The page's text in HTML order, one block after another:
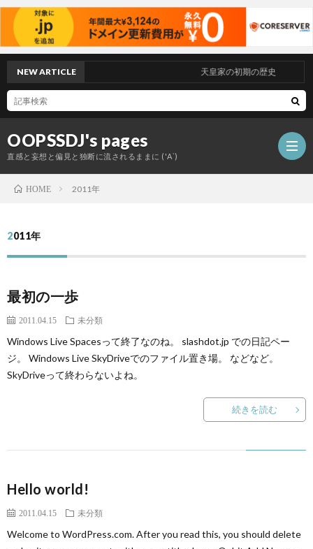
OOPSSDJ's pages
直感と妄想と偏見と独断に流されるままに ('A`)
歴
NEW ARTICLE 天皇家の初期の歴史
HOME 2011年
2011年
最初の一歩
2011.04.15 未分類
Windows Live Spacesって終了なのね。 slashdot.jp での日記ペー
ジ。 Windows Live SkyDriveでのファイル置き場。 などなど。
SkyDriveって終わらないよね。
続きを読む
Hello world!
2011.04.15 未分類
Welcome to WordPress.com. After you read this, you should delete